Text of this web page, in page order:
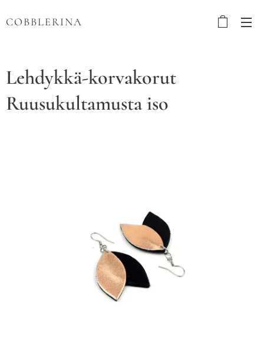
COBBLERINA
Lehdykkä-korvakorut
Ruusukultamusta iso